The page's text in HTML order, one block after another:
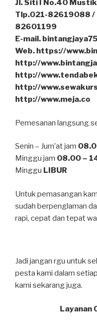
Jl. Siti I No.40
Tlp.021-82619088
82601199
E-mail.
Web. https://
http://
http://
http://
http://www.meja.co
Pemesanan langsung
Senin – Jum’at jam
Minggu jam 08.00 –
Minggu LIBUR
Untuk pemasangan
sudah berpenglaman
rapi, cepat dan tepat
Jadi jangan rgu untuk
pesta kami dalam
kami sekarang juga.
Layanan